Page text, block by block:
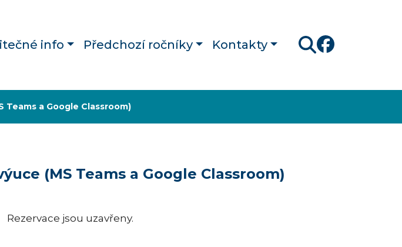
info Předchozí ročníky
Kontakty
a Google Classroom)
(MS Teams a Google Classroom)
Rezervace jsou uzavřeny.